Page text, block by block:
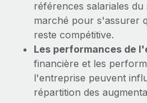
références salariales
marché pour s'assurer
reste compétitive.
Les performances de
financière et les
l'entreprise peuvent
répartition des